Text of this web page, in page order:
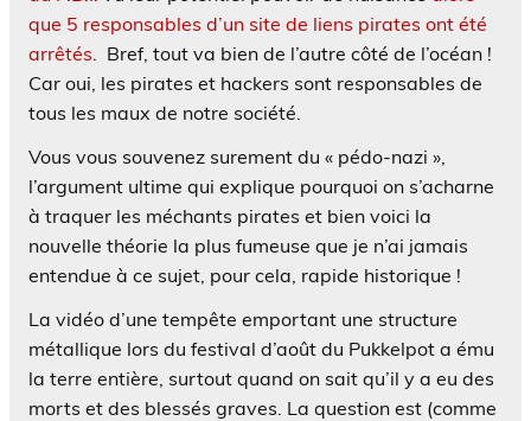
que 5 responsables d’un site de liens pirates ont été
arrêtés. Bref, tout va bien de l’autre côté de l’océan !
Car oui, les pirates et hackers sont responsables de
tous les maux de notre société.
Vous vous souvenez surement du « pédo-nazi »,
l’argument ultime qui explique pourquoi on s’acharne
à traquer les méchants pirates et bien voici la
nouvelle théorie la plus fumeuse que je n’ai jamais
entendue à ce sujet, pour cela, rapide historique !
La vidéo d’une tempête emportant une structure
métallique lors du festival d’août du Pukkelpot a ému
la terre entière, surtout quand on sait qu’il y a eu des
morts et des blessés graves. La question est (comme